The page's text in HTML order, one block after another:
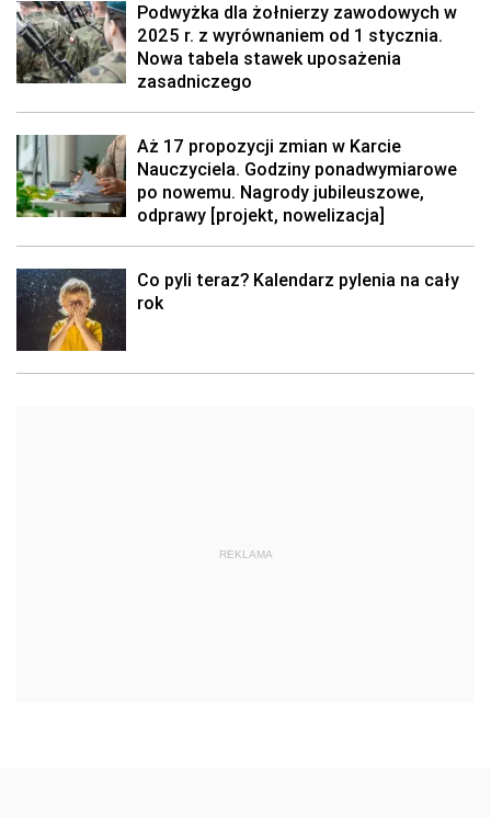
Podwyżka dla żołnierzy zawodowych w
2025 r. z wyrównaniem od 1 stycznia.
Nowa tabela stawek uposażenia
zasadniczego
Aż 17 propozycji zmian w Karcie
Nauczyciela. Godziny ponadwymiarowe
po nowemu. Nagrody jubileuszowe,
odprawy [projekt, nowelizacja]
Co pyli teraz? Kalendarz pylenia na cały
rok
REKLAMA